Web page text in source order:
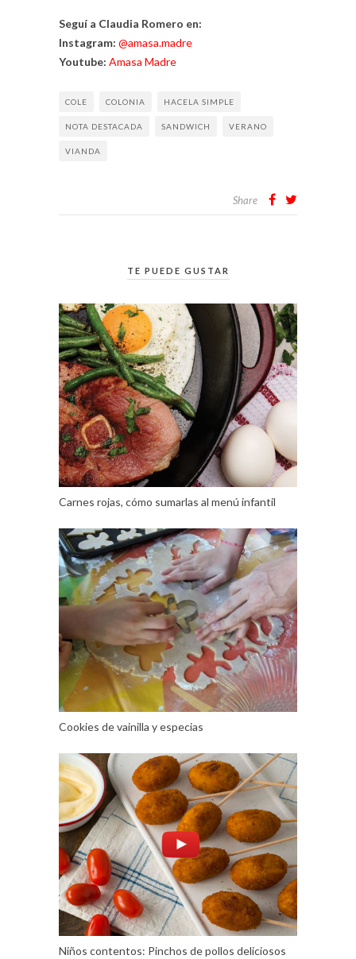
Seguí a Claudia Romero en:
Instagram: @amasa.madre
Youtube: Amasa Madre
COLE COLONIA HACELA SIMPLE
NOTA DESTACADA SANDWICH VERANO
VIANDA
Share
TE PUEDE GUSTAR
Carnes rojas, cómo sumarlas al menú infantil
Cookies de vainilla y especias
Niños contentos: Pinchos de pollos deliciosos